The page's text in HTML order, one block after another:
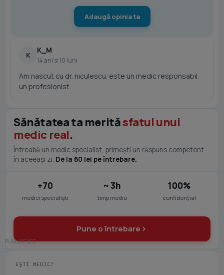
Adaugă opinia ta
K
K_M
14 ani si 10 luni
Am nascut cu dr. niculescu. este un medic responsabil.
un profesionist.
Sănătatea ta merităsfatul unui
medic real.
Întreabă un medic specialist, primești un răspuns competent
în aceeași zi. De la 60 lei pe întrebare.
+70
medici specialiști
~ 3h
timp mediu
100%
confidențial
Pune o întrebare
EȘTI MEDIC?